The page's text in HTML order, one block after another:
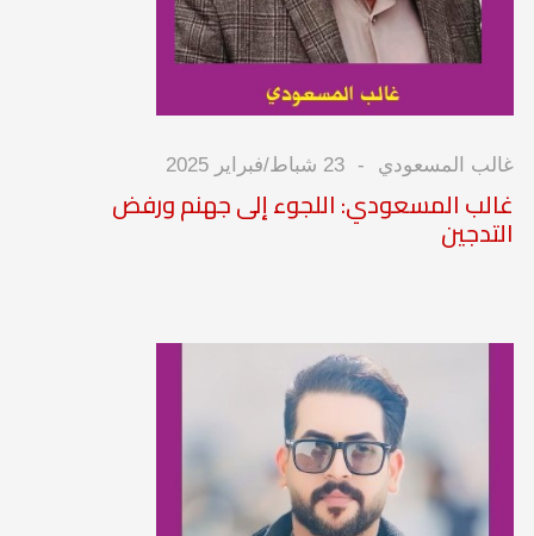
غالب المسعودي 23 شباط/فبراير 2025
غالب المسعودي: اللجوء إلى جهنم ورفض
التدجين